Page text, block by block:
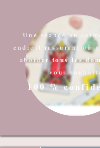
Une séance au
endroit rassurant où
abordertous les
vous
100 %